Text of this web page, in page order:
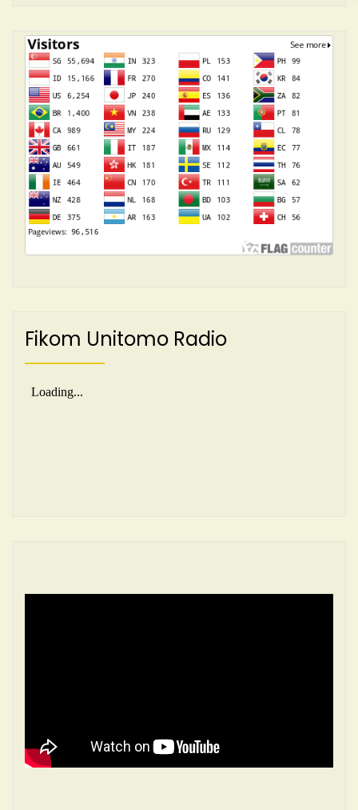
Fikom Unitomo Radio